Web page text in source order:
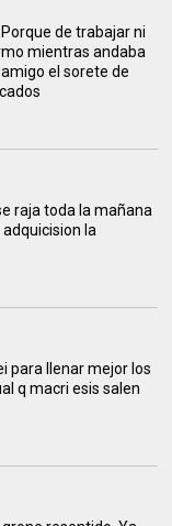
de trabajar ni
mientras andaba
el sorete de
raja toda la mañana
la
para llenar mejor los
q macri esis salen